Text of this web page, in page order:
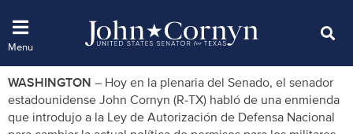
WASHINGTON – Hoy en la plenaria del Senado, el senador
estadounidense John Cornyn (R-TX) habló de una enmienda
que introdujo a la Ley de Autorización de Defensa Nacional